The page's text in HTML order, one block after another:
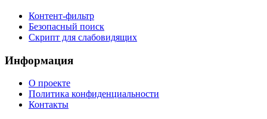
Контент-фильтр
Безопасный поиск
Скрипт для слабовидящих
Информация
О проекте
Политика конфиденциальности
Контакты